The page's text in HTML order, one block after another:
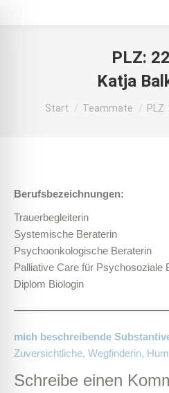
PLZ:
Katja
Start Teammate
Berufsbezeichnungen:
Trauerbegleiterin
Systemische Beraterin
Psychoonkologische Beraterin
Palliative Care für Psychosoziale
Diplom Biologin
mich beschreibende
Zuversichtliche, Wegfinderin,
Schreibe einen